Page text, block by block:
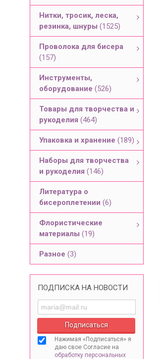
Нитки, тросик, леска,
резинка, шнуры (1525)
Проволока для бисера
(157)
Инструменты,
оборудование (526)
Товары для творчества и
рукоделия (464)
Упаковка и хранение (189)
Наборы для творчества
и рукоделия (146)
Литература о
бисероплетении (6)
Флористические
материалы (19)
Разное (3)
ПОДПИСКА НА НОВОСТИ
Нажимая «Подписаться» я
даю свое Согласие на
обработку персональных